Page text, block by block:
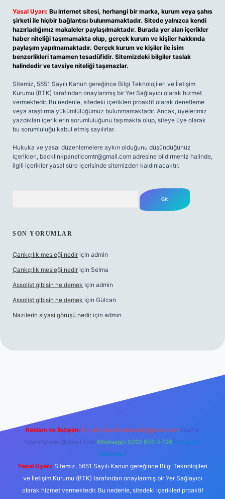
Yasal Uyarı: Bu internet sitesi, herhangi bir marka, kurum veya şahıs
şirketi ile hiçbir bağlantısı bulunmamaktadır. Sitede yalnızca kendi
hazırladığımız makaleler paylaşılmaktadır. Burada yer alan içerikler
haber niteliği taşımamakta olup, gerçek kurum ve kişiler hakkında
paylaşım yapılmamaktadır. Gerçek kurum ve kişiler ile isim
benzerlikleri tamamen tesadüfidir. Sitemizdeki bilgiler taslak
halindedir ve tavsiye niteliği taşımazlar.
Sitemiz, 5651 Sayılı Kanun gereğince Bilgi Teknolojileri ve İletişim
Kurumu (BTK) tarafından onaylanmış bir Yer Sağlayıcı olarak hizmet
vermektedir. Bu nedenle, sitedeki içerikleri proaktif olarak denetleme
veya araştırma yükümlülüğümüz bulunmamaktadır. Ancak, üyelerimiz
yazdıkları içeriklerin sorumluluğunu taşımakta olup, siteye üye olarak
bu sorumluluğu kabul etmiş sayılırlar.
Hukuka ve yasal düzenlemelere aykırı olduğunu düşündüğünüz
içerikleri, backlinkpanelicomtr@gmail.com adresine bildirmeniz halinde,
ilgili içerikler yasal süre içerisinde sitemizden kaldırılacaktır.
SON YORUMLAR
Çarıkçılık mesleği nedir için admin
Çarıkçılık mesleği nedir için Selma
Assolist gibisin ne demek için admin
Assolist gibisin ne demek için Gülcan
Nazilerin siyasi görüşü nedir için admin
Reklam ve İletişim: E-mail: backlinkpaneli@gmail.com Teams:
forumhizmeti@gmail.com Whatsapp: 0262 606 0 726 Telegram:
@karabul
Yasal Uyarı: Sitemiz, 5651 Sayılı Kanun gereğince Bilgi Teknolojileri
ve İletişim Kurumu (BTK) tarafından onaylanmış bir Yer Sağlayıcı
olarak hizmet vermektedir. Bu nedenle, sitedeki içerikleri proaktif